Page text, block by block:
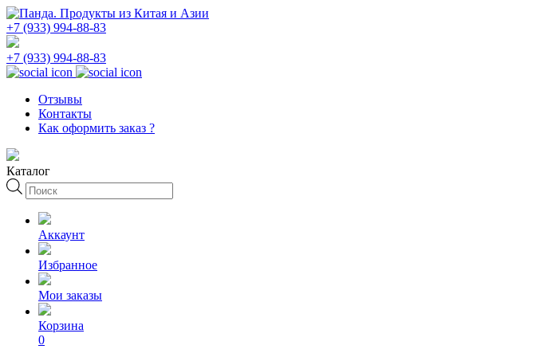
+7 (933) 994-88-83
+7 (933) 994-88-83
Отзывы
Контакты
Как оформить заказ ?
Каталог
Поиск
товаров
Аккаунт
Избранное
Мои заказы
Корзина
0